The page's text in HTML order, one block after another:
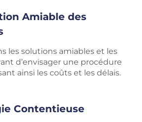
Amiable des
les solutions amiables et les
d’envisager une procédure
ainsi les coûts et les délais.
Contentieuse